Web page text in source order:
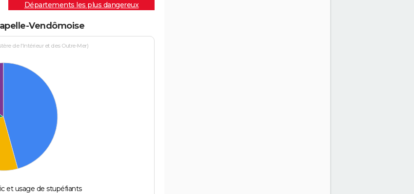
Départements les plus dangereux
Vendômoise
de l'Intérieur et des Outre-Mer)
et usage de stupéfiants